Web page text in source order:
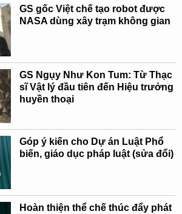
GS gốc Việt chế tạo robot được
NASA dùng xây trạm không gian
GS Ngụy Như Kon Tum: Từ Thạc
sĩ Vật lý đầu tiên đến Hiệu trưởng
huyền thoại
Góp ý kiến cho Dự án Luật Phổ
biến, giáo dục pháp luật (sửa đổi)
Hoàn thiện thể chế thúc đẩy phát